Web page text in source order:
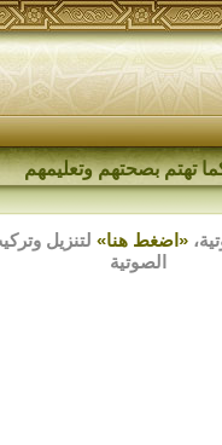
تهتم بصحتهم وتعليمهم
«اضغط هنا»
الصوتية